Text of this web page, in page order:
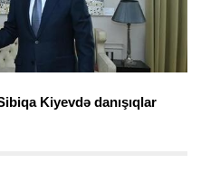
Kiyevdə danışıqlar